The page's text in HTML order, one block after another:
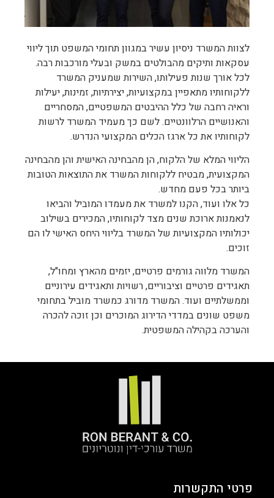
לצוות המשרד ניסיון עשיר במגוון תחומי המשפט תוך ליווי
עסקאות ותיקים מהבולטים במשק ובעלי מורכבות רבה.
לכל אורך שנות פעילותו, השירות שמעניק המשרד
ללקוחותיו מתאפיין במקצועיות, יצירתיות, זמינות, יעילות
וראיה רחבה של כלל ההיבטים המשפטיים, המסחריים
והאנושיים הרלוונטיים. לשם כך מעמיד המשרד לרשות
לקוחותיו את כל ארגז הכלים המקצועי הנדרש.
הליווי המלא של הלקוח, הן מהבחינה האישית והן מהבחינה
המקצועית, מבטיח ללקוחות המשרד את התוצאות הטובות
ביותר בכל פעם מחדש.
כל אלו ועוד, הקנו למשרד את מעמדו המוביל והביאו
לנאמנות ארוכת שנים מצד לקוחותיו, המכירים בשילוב
יכולותיו המקצועיות של המשרד בליווי היחס האישי לו הם
זוכים.
המשרד מלווה גורמים פרטיים, יזמים מהארץ ומחו"ל,
תאגידים פרטיים וציבוריים, רשויות ותאגידים עירוניים
וממשלתיים ועוד.המשרד מדורג כמשרד מוביל בתחומי
משפט שונים במדדי הדירוג המוכרים וכן זוכה להכרה
והערכה בקהילה המשפטית.
פרטי התקשרות